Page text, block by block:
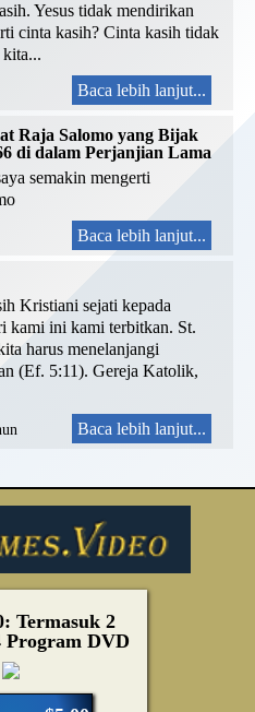
Yesus tidak mendirikan
cinta kasih? Cinta kasih tidak
kita...
Baca lebih lanjut...
Raja Salomo yang Bijak
di dalam Perjanjian Lama
semakin mengerti
Baca lebih lanjut...
Kristiani sejati kepada
kami ini kami terbitkan. St.
harus menelanjangi
(Ef. 5:11). Gereja Katolik,
Baca lebih lanjut...
Termasuk 2
Program DVD